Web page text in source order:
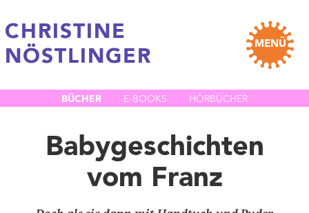
CHRISTINE
NÖSTLINGER
MENÜ
BÜCHER E-BOOKS HÖRBÜCHER
Babygeschichten
vom Franz